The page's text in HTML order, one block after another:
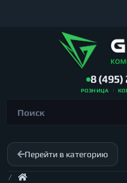
8 (495)
РОЗНИЦА
Перейти в категорию